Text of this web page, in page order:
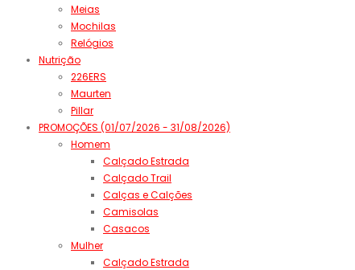
Meias
Mochilas
Relógios
Nutrição
226ERS
Maurten
Pillar
PROMOÇÕES (01/07/2026 - 31/08/2026)
Homem
Calçado Estrada
Calçado Trail
Calças e Calções
Camisolas
Casacos
Mulher
Calçado Estrada